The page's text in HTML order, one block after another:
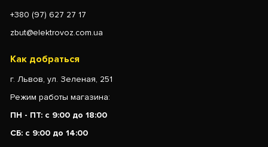
+380 (97) 627 27 17
zbut@elektrovoz.com.ua
Как добраться
г. Львов, ул. Зеленая, 251
Режим работы магазина:
ПН - ПТ: с 9:00 до 18:00
СБ: с 9:00 до 14:00